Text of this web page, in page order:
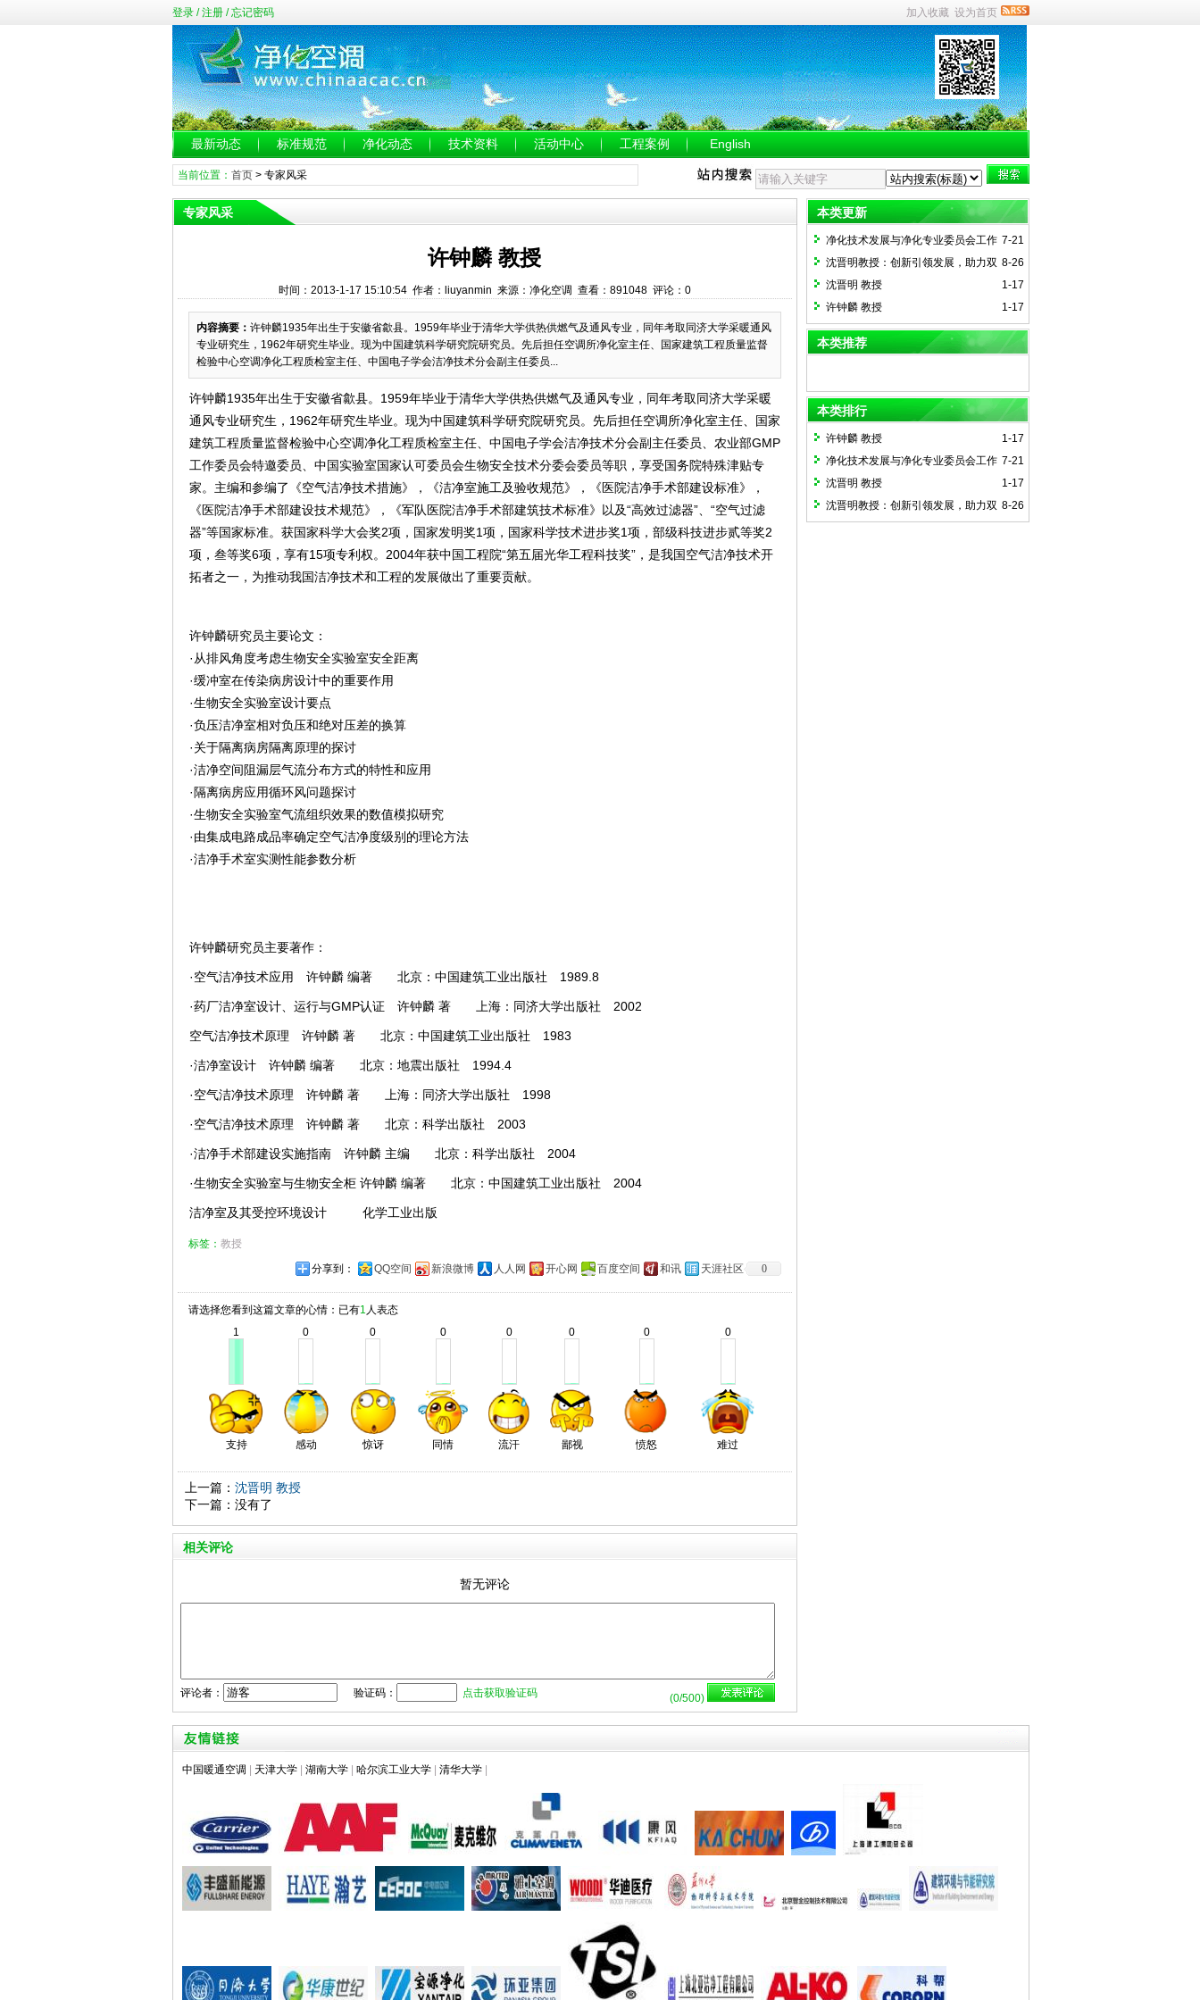
登录/注册/忘记密码 加入收藏 设为首页
最新动态 标准规范 净化动态 技术资料 活动中心 工程案例 English
当前位置： 首页> 专家风采
专家风采
许钟麟 教授
时间：2013-1-17 15:10:54 作者：liuyanmin 来源：净化空调 查看：891048 评论：0
内容摘要： 许钟麟1935年出生于安徽省歙县。1959年毕业于清华大学供热供燃气及通风专业，同年考取同济大学采暖通风
专业研究生，1962年研究生毕业。现为中国建筑科学研究院研究员。先后担任空调所净化室主任、国家建筑工程质量监督
检验中心空调净化工程质检室主任、中国电子学会洁净技术分会副主任委员...
许钟麟1935年出生于安徽省歙县。1959年毕业于清华大学供热供燃气及通风专业，同年考取同济大学采暖
通风专业研究生，1962年研究生毕业。现为中国建筑科学研究院研究员。先后担任空调所净化室主任、国家
建筑工程质量监督检验中心空调净化工程质检室主任、中国电子学会洁净技术分会副主任委员、农业部GMP
工作委员会特邀委员、中国实验室国家认可委员会生物安全技术分委会委员等职，享受国务院特殊津贴专
家。主编和参编了《空气洁净技术措施》，《洁净室施工及验收规范》，《医院洁净手术部建设标准》，
《医院洁净手术部建设技术规范》，《军队医院洁净手术部建筑技术标准》以及“高效过滤器”、“空气过滤
器”等国家标准。获国家科学大会奖2项，国家发明奖1项，国家科学技术进步奖1项，部级科技进步贰等奖2
项，叁等奖6项，享有15项专利权。2004年获中国工程院“第五届光华工程科技奖”，是我国空气洁净技术开
拓者之一，为推动我国洁净技术和工程的发展做出了重要贡献。
许钟麟研究员主要论文：
·从排风角度考虑生物安全实验室安全距离
·缓冲室在传染病房设计中的重要作用
·生物安全实验室设计要点
·负压洁净室相对负压和绝对压差的换算
·关于隔离病房隔离原理的探讨
·洁净空间阻漏层气流分布方式的特性和应用
·隔离病房应用循环风问题探讨
·生物安全实验室气流组织效果的数值模拟研究
·由集成电路成品率确定空气洁净度级别的理论方法
·洁净手术室实测性能参数分析
许钟麟研究员主要著作：
·空气洁净技术应用 许钟麟 编著 北京：中国建筑工业出版社 1989.8
·药厂洁净室设计、运行与GMP认证 许钟麟 著 上海：同济大学出版社 2002
空气洁净技术原理 许钟麟 著 北京：中国建筑工业出版社 1983
·洁净室设计 许钟麟 编著 北京：地震出版社 1994.4
·空气洁净技术原理 许钟麟 著 上海：同济大学出版社 1998
·空气洁净技术原理 许钟麟 著 北京：科学出版社 2003
·洁净手术部建设实施指南 许钟麟 主编 北京：科学出版社 2004
·生物安全实验室与生物安全柜 许钟麟 编著 北京：中国建筑工业出版社 2004
洁净室及其受控环境设计 化学工业出版
标签： 教授
分享到：
QQ空间 新浪微博 人人网 开心网 百度空间 和讯 天涯社区 0
请选择您看到这篇文章的心情：已有1 人表态
1
支持
0
感动
0
惊讶
0
同情
0
流汗
0
鄙视
0
愤怒
0
难过
上一篇： 沈晋明 教授
下一篇：没有了
相关评论
暂无评论
(0/500)
评论者： 验证码： 点击获取验证码
本类更新
7-21
净化技术发展与净化专业委员会工作
交流会召开
8-26
沈晋明教授：创新引领发展，助力双
碳环控
1-17
沈晋明 教授
1-17
许钟麟 教授
本类推荐
本类排行
1-17
许钟麟 教授
7-21
净化技术发展与净化专业委员会工作
交流会召开
1-17
沈晋明 教授
8-26
沈晋明教授：创新引领发展，助力双
中国暖通空调 天津大学 湖南大学 哈尔滨工业大学 清华大学